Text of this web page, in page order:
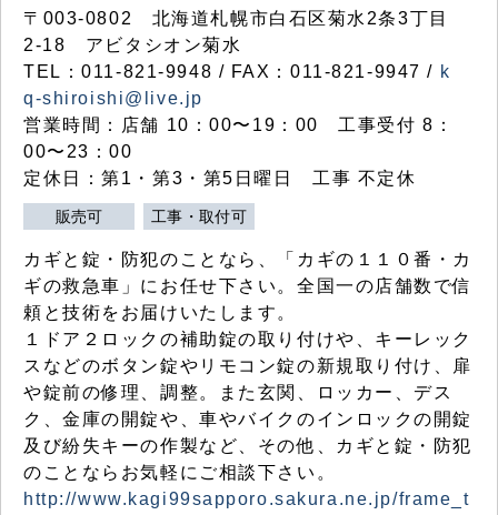
〒003-0802 北海道札幌市白石区菊水2条3丁目
2-18 アビタシオン菊水
TEL：011-821-9948 / FAX：011-821-9947 / k
q-shiroishi@live.jp
営業時間：店舗 10：00〜19：00 工事受付 8：
00〜23：00
定休日：第1・第3・第5日曜日 工事 不定休
販売可 工事・取付可
カギと錠・防犯のことなら、「カギの１１０番・カ
ギの救急車」にお任せ下さい。全国一の店舗数で信
頼と技術をお届けいたします。
１ドア２ロックの補助錠の取り付けや、キーレック
スなどのボタン錠やリモコン錠の新規取り付け、扉
や錠前の修理、調整。また玄関、ロッカー、デス
ク、金庫の開錠や、車やバイクのインロックの開錠
及び紛失キーの作製など、その他、カギと錠・防犯
のことならお気軽にご相談下さい。
http://www.kagi99sapporo.sakura.ne.jp/frame_t